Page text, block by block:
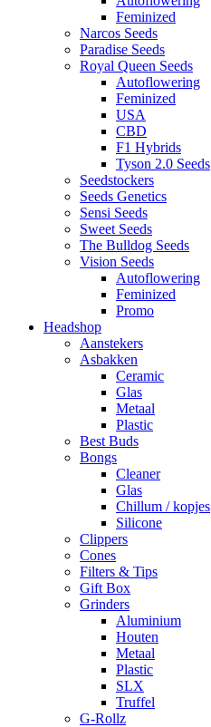
Feminized
Narcos Seeds
Paradise Seeds
Royal Queen Seeds
Autoflowering
Feminized
USA
CBD
F1 Hybrids
Tyson 2.0 Seeds
Seedstockers
Seeds Genetics
Sensi Seeds
Sweet Seeds
The Bulldog Seeds
Vision Seeds
Autoflowering
Feminized
Promo
Headshop
Aanstekers
Asbakken
Ceramic
Glas
Metaal
Plastic
Best Buds
Bongs
Cleaner
Glas
Chillum / kopjes
Silicone
Clippers
Cones
Filters & Tips
Gift Box
Grinders
Aluminium
Houten
Metaal
Plastic
SLX
Truffel
G-Rollz